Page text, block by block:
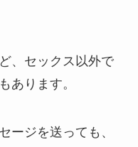
、セックス以外で
あります。
ージを送っても、